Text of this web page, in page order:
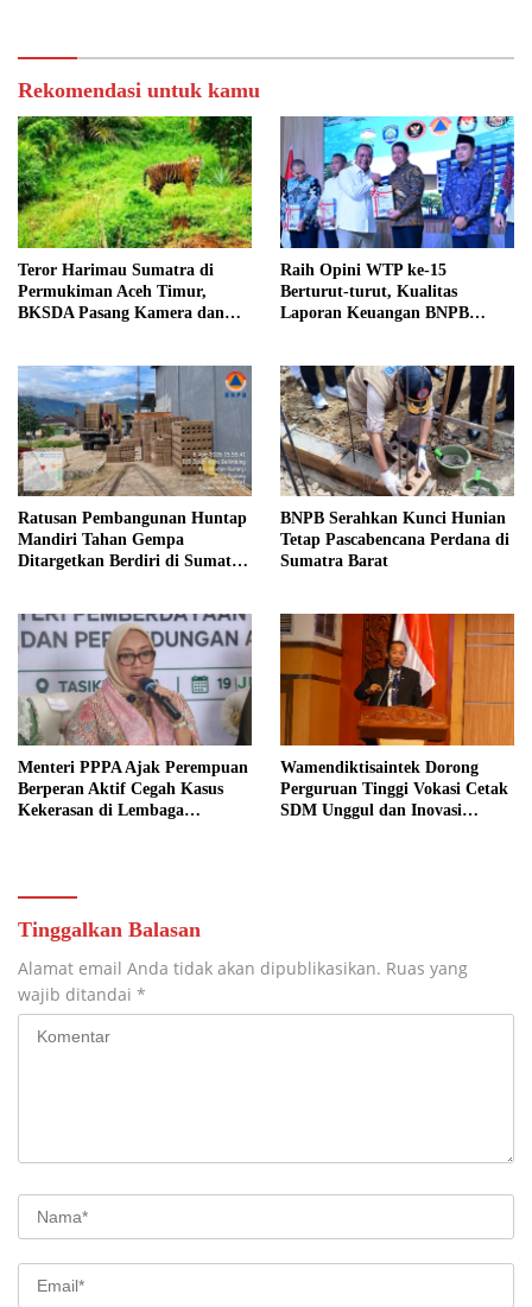
Rekomendasi untuk kamu
Teror Harimau Sumatra di
Permukiman Aceh Timur,
BKSDA Pasang Kamera dan
Raih Opini WTP ke-15
Berturut-turut, Kualitas
Laporan Keuangan BNPB
Ratusan Pembangunan Huntap
Mandiri Tahan Gempa
Ditargetkan Berdiri di Sumatra
BNPB Serahkan Kunci Hunian
Tetap Pascabencana Perdana di
Sumatra Barat
Menteri PPPA Ajak Perempuan
Berperan Aktif Cegah Kasus
Kekerasan di Lembaga
Wamendiktisaintek Dorong
Perguruan Tinggi Vokasi Cetak
SDM Unggul dan Inovasi
Tinggalkan Balasan
Alamat email Anda tidak akan dipublikasikan. Ruas yang
wajib ditandai *